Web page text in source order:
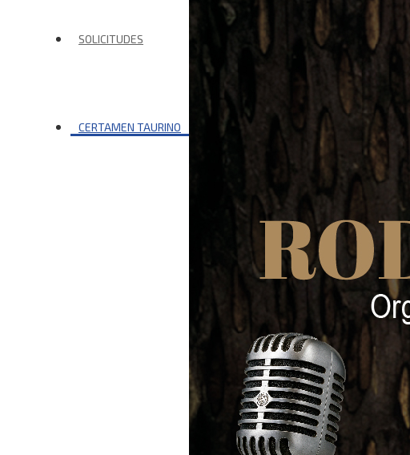
SOLICITUDES
CERTAMEN TAURINO